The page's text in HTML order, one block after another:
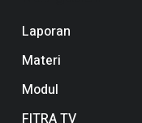
Laporan
Materi
Modul
FITRA TV